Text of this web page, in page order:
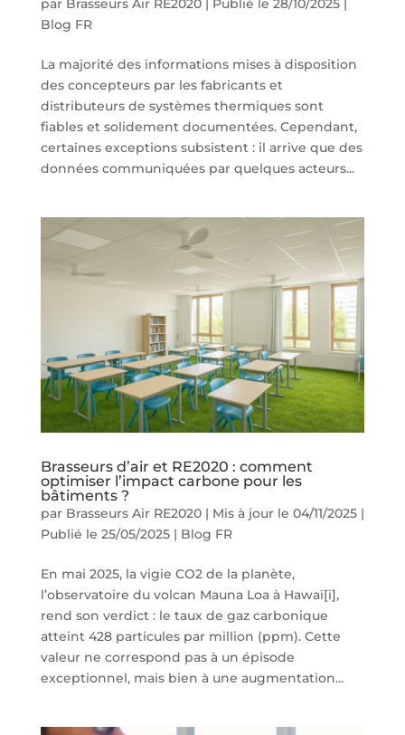
Blog FR
La majorité des informations mises à disposition
des concepteurs par les fabricants et
distributeurs de systèmes thermiques sont
fiables et solidement documentées. Cependant,
certaines exceptions subsistent : il arrive que des
données communiquées par quelques acteurs...
Brasseurs d’air et RE2020 : comment
optimiser l’impact carbone pour les
bâtiments ?
par Brasseurs Air RE2020| Mis à jour le 04/11/2025 |
Publié le 25/05/2025| Blog FR
En mai 2025, la vigie CO2 de la planète,
l’observatoire du volcan Mauna Loa à Hawaï[i],
rend son verdict : le taux de gaz carbonique
atteint 428 particules par million (ppm). Cette
valeur ne correspond pas à un épisode
exceptionnel, mais bien à une augmentation...